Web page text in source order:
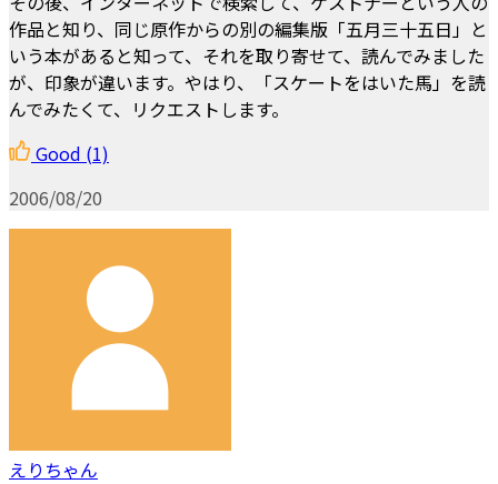
作品と知り、同じ原作からの別の編集版「五月三十五日」と
いう本があると知って、それを取り寄せて、読んでみました
が、印象が違います。やはり、「スケートをはいた馬」を読
んでみたくて、リクエストします。
Good (1)
2006/08/20
えりちゃん